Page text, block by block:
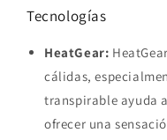
Tecnologías
HeatGear:
cálidas,
transpirable ayuda
ofrecer una